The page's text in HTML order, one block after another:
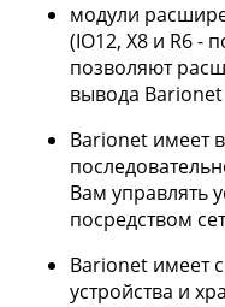
модули
(IO12, X8 и R6 -
позволяют
вывода Barionet
Barionet имеет
Вам управлять
посредством
Barionet имеет
устройства и